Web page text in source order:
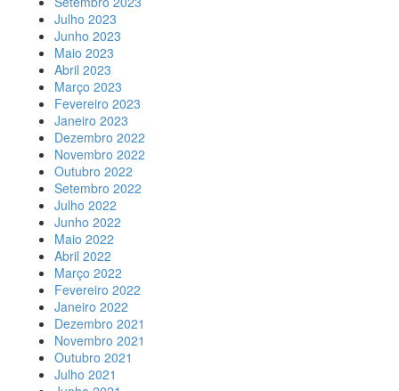
Julho 2023
Junho 2023
Maio 2023
Abril 2023
Março 2023
Fevereiro 2023
Janeiro 2023
Dezembro 2022
Novembro 2022
Outubro 2022
Setembro 2022
Julho 2022
Junho 2022
Maio 2022
Abril 2022
Março 2022
Fevereiro 2022
Janeiro 2022
Dezembro 2021
Novembro 2021
Outubro 2021
Julho 2021